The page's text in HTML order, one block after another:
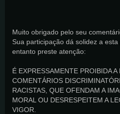
Muito obrigado pelo seu
Sua participação dá solidez a
entanto preste atenção:
É EXPRESSAMENTE PROIBIDA
COMENTÁRIOS
RACISTAS, QUE OFENDAM A
MORAL OU DESRESPEITEM A
VIGOR.